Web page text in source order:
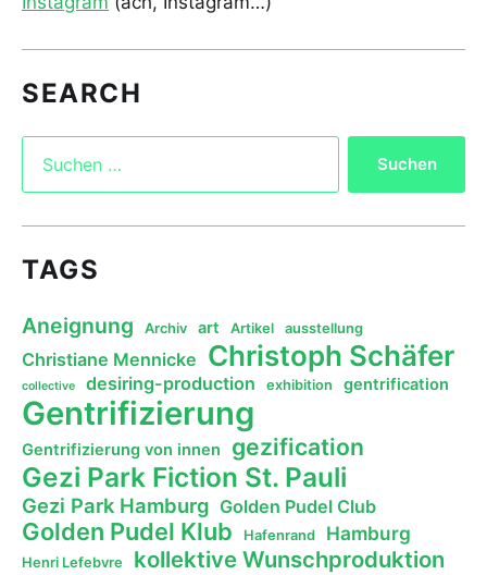
SEARCH
TAGS
Aneignung Archiv art Artikel ausstellung
Christiane Mennicke Christoph Schäfer
collective desiring-production exhibition gentrification
Gentrifizierung
Gentrifizierung von innen gezification
Gezi Park Fiction St. Pauli
Gezi Park Hamburg Golden Pudel Club
Golden Pudel Klub Hafenrand Hamburg
Henri Lefebvre kollektive Wunschproduktion